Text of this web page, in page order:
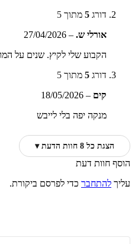
דורג 5 מתוך 5
אורלי ש. –
27/04/2026
הקבוע שלי לקיץ. שנים על
דורג 5 מתוך 5
קים –
18/05/2026
מנקה יפה בלי לייבש
הצגת כל 8 חוות הדעת ▾
הוסף חוות דעת
עליך להתחבר כדי לפרסם ביקורת.